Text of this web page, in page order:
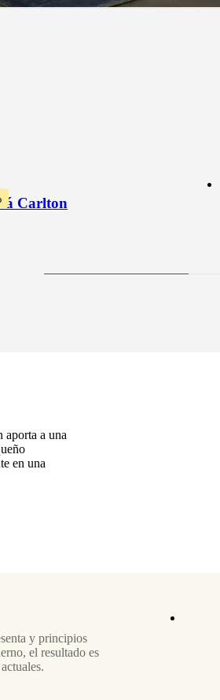
Carlton
aporta a una
en una
y principios
el resultado es